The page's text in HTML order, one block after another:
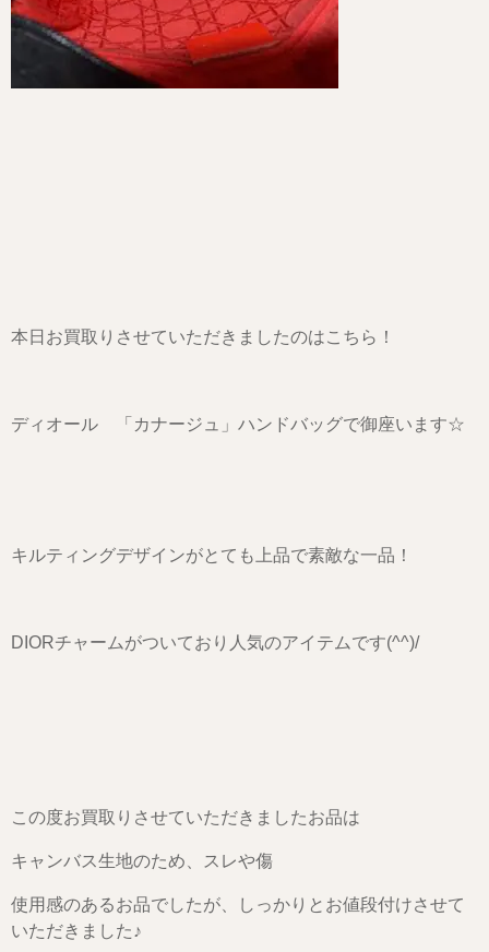
本日お買取りさせていただきましたのはこちら！
ディオール 「カナージュ」ハンドバッグで御座います☆
キルティングデザインがとても上品で素敵な一品！
DIORチャームがついており人気のアイテムです(^^)/
この度お買取りさせていただきましたお品は
キャンバス生地のため、スレや傷
使用感のあるお品でしたが、しっかりとお値段付けさせて
いただきました♪